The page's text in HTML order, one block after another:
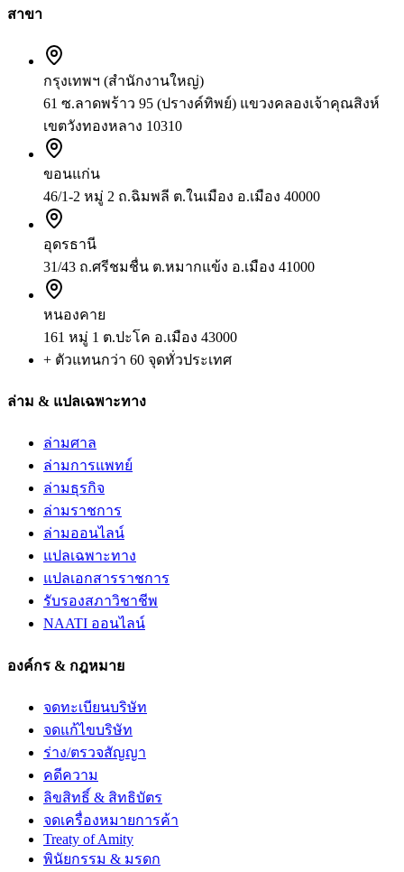
สาขา
กรุงเทพฯ (สำนักงานใหญ่)
61 ซ.ลาดพร้าว 95 (ปรางค์ทิพย์) แขวงคลองเจ้าคุณสิงห์
เขตวังทองหลาง 10310
ขอนแก่น
46/1-2 หมู่ 2 ถ.ฉิมพลี ต.ในเมือง อ.เมือง 40000
อุดรธานี
31/43 ถ.ศรีชมชื่น ต.หมากแข้ง อ.เมือง 41000
หนองคาย
161 หมู่ 1 ต.ปะโค อ.เมือง 43000
+ ตัวแทนกว่า 60 จุดทั่วประเทศ
ล่าม & แปลเฉพาะทาง
ล่ามศาล
ล่ามการแพทย์
ล่ามธุรกิจ
ล่ามราชการ
ล่ามออนไลน์
แปลเฉพาะทาง
แปลเอกสารราชการ
รับรองสภาวิชาชีพ
NAATI ออนไลน์
องค์กร & กฎหมาย
จดทะเบียนบริษัท
จดแก้ไขบริษัท
ร่าง/ตรวจสัญญา
คดีความ
ลิขสิทธิ์ & สิทธิบัตร
จดเครื่องหมายการค้า
Treaty of Amity
พินัยกรรม & มรดก